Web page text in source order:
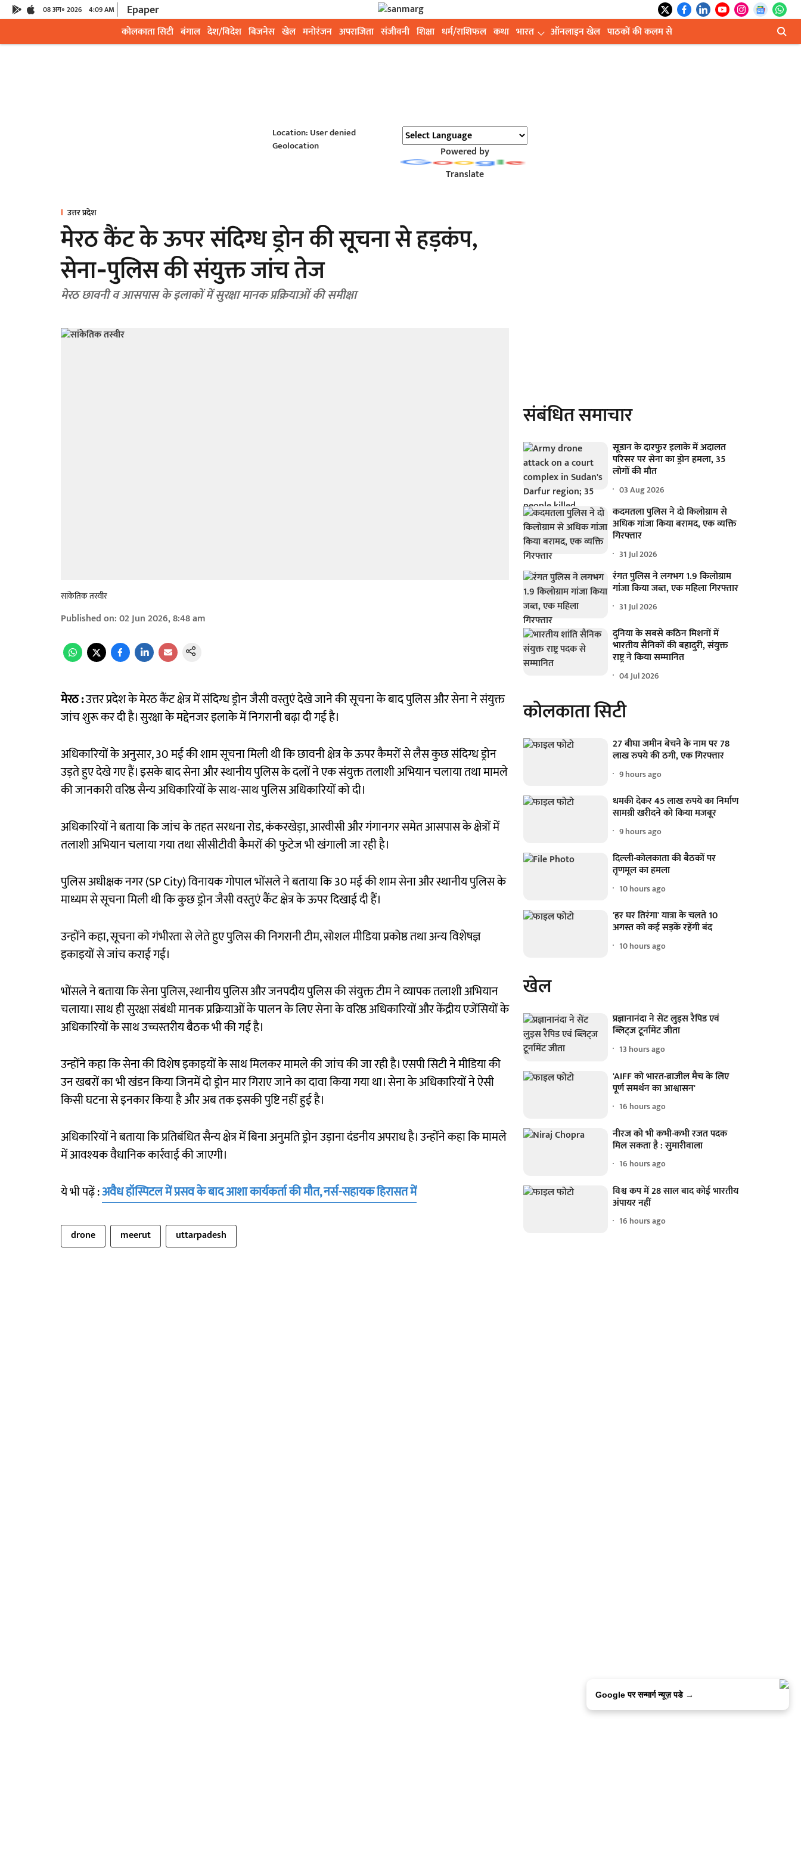
08 अग॰ 2026 4:09 AM Epaper
कोलकाता सिटी बंगाल देश/विदेश बिजनेस खेल मनोरंजन अपराजिता संजीवनी शिक्षा धर्म/राशिफल कथा भारत ऑनलाइन खेल पाठकों की कलम से
Location: User denied
Geolocation
Powered by
Translate
उत्तर प्रदेश
मेरठ कैंट के ऊपर संदिग्ध ड्रोन की सूचना से हड़कंप,
सेना‑पुलिस की संयुक्त जांच तेज
मेरठ छावनी व आसपास के इलाकों में सुरक्षा मानक प्रक्रियाओं की समीक्षा
सांकेतिक तस्वीर
Published on:02 Jun 2026, 8:48 am
मेरठ :उत्तर प्रदेश के मेरठ कैंट क्षेत्र में संदिग्ध ड्रोन जैसी वस्तुएं देखे जाने की सूचना के बाद पुलिस और सेना ने संयुक्त
जांच शुरू कर दी है। सुरक्षा के मद्देनजर इलाके में निगरानी बढ़ा दी गई है।
अधिकारियों के अनुसार, 30 मई की शाम सूचना मिली थी कि छावनी क्षेत्र के ऊपर कैमरों से लैस कुछ संदिग्ध ड्रोन
उड़ते हुए देखे गए हैं। इसके बाद सेना और स्थानीय पुलिस के दलों ने एक संयुक्त तलाशी अभियान चलाया तथा मामले
की जानकारी वरिष्ठ सैन्य अधिकारियों के साथ-साथ पुलिस अधिकारियों को दी।
अधिकारियों ने बताया कि जांच के तहत सरधना रोड, कंकरखेड़ा, आरवीसी और गंगानगर समेत आसपास के क्षेत्रों में
तलाशी अभियान चलाया गया तथा सीसीटीवी कैमरों की फुटेज भी खंगाली जा रही है।
पुलिस अधीक्षक नगर (SP City) विनायक गोपाल भोंसले ने बताया कि 30 मई की शाम सेना और स्थानीय पुलिस के
माध्यम से सूचना मिली थी कि कुछ ड्रोन जैसी वस्तुएं कैंट क्षेत्र के ऊपर दिखाई दी हैं।
उन्होंने कहा, सूचना को गंभीरता से लेते हुए पुलिस की निगरानी टीम, सोशल मीडिया प्रकोष्ठ तथा अन्य विशेषज्ञ
इकाइयों से जांच कराई गई।
भोंसले ने बताया कि सेना पुलिस, स्थानीय पुलिस और जनपदीय पुलिस की संयुक्त टीम ने व्यापक तलाशी अभियान
चलाया। साथ ही सुरक्षा संबंधी मानक प्रक्रियाओं के पालन के लिए सेना के वरिष्ठ अधिकारियों और केंद्रीय एजेंसियों के
अधिकारियों के साथ उच्चस्तरीय बैठक भी की गई है।
उन्होंने कहा कि सेना की विशेष इकाइयों के साथ मिलकर मामले की जांच की जा रही है। एसपी सिटी ने मीडिया की
उन खबरों का भी खंडन किया जिनमें दो ड्रोन मार गिराए जाने का दावा किया गया था। सेना के अधिकारियों ने ऐसी
किसी घटना से इनकार किया है और अब तक इसकी पुष्टि नहीं हुई है।
अधिकारियों ने बताया कि प्रतिबंधित सैन्य क्षेत्र में बिना अनुमति ड्रोन उड़ाना दंडनीय अपराध है। उन्होंने कहा कि मामले
में आवश्यक वैधानिक कार्रवाई की जाएगी।
ये भी पढ़ें :अवैध हॉस्पिटल में प्रसव के बाद आशा कार्यकर्ता की मौत, नर्स-सहायक हिरासत में
drone meerut uttarpadesh
संबंधित समाचार
सूडान के दारफुर इलाके में अदालत
परिसर पर सेना का ड्रोन हमला, 35
लोगों की मौत
03 Aug 2026
कदमतला पुलिस ने दो किलोग्राम से
अधिक गांजा किया बरामद, एक व्यक्ति
गिरफ्तार
31 Jul 2026
रंगत पुलिस ने लगभग 1.9 किलोग्राम
गांजा किया जब्त, एक महिला गिरफ्तार
31 Jul 2026
दुनिया के सबसे कठिन मिशनों में
भारतीय सैनिकों की बहादुरी, संयुक्त
राष्ट्र ने किया सम्मानित
04 Jul 2026
कोलकाता सिटी
27 बीघा जमीन बेचने के नाम पर 78
लाख रुपये की ठगी, एक गिरफ्तार
9 hours ago
धमकी देकर 45 लाख रुपये का निर्माण
सामग्री खरीदने को किया मजबूर
9 hours ago
दिल्ली-कोलकाता की बैठकों पर
तृणमूल का हमला
10 hours ago
'हर घर तिरंगा' यात्रा के चलते 10
अगस्त को कई सड़कें रहेंगी बंद
10 hours ago
खेल
प्रज्ञानानंदा ने सेंट लुइस रैपिड एवं
ब्लिट्ज टूर्नामेंट जीता
13 hours ago
'AIFF को भारत-ब्राजील मैच के लिए
पूर्ण समर्थन का आश्वासन'
16 hours ago
नीरज को भी कभी-कभी रजत पदक
मिल सकता है : सुमारीवाला
16 hours ago
विश्व कप में 28 साल बाद कोई भारतीय
अंपायर नहीं
16 hours ago
Google पर सन्मार्ग न्यूज़ पडे →